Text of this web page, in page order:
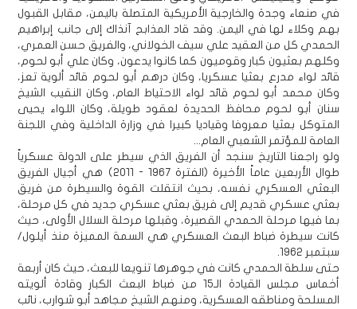
في صنعاء وجدة والخارجية الأمريكية المتصلة باليمن، مقابل القبول
بهم وكلاء لها في اليمن. وقد قاد المذابح آنذاك إلى جانب إبراهيم
الحمدي كل من العقيد علي سيف الخولاني، والفريق حسن العمري،
وكلهم بعثيون كبار وقوميون كما كانوا يدعون، وكان علي أبو لحوم،
قائد لواء مدرع بعثيا عسكريا، وكان درهم أبو لحوم قائد ألوية تعز،
وكان محمد أبو لحوم قائد لواء الاحتياط العام، وكان النقيب الشيخ
سنان أبو لحوم محافظ الحديدة لعقود طويلة، وكان اللواء يحيى
المتوكل بعثيا معروفا وقياديا كبيرا في وزارة الداخلية وفي اللجنة
العامة للمؤتمر الشعبي العام...
ولو راجعنا التاريخ سنجد أن الفريق الذي سيطر على الدولة عسكرياً
طوال الأربعين عاماً الأخيرة (الفترة 1967 - 2011) هي أجيال الفريق
البعثي العسكري نفسه، بحيث انتقلت القوة والسيطرة من فريق
بعثي عسكري قديم إلى فريق بعثي عسكري جديد في كل مرحلة،
بما فيها مرحلة الحمدي القصيرة، وقبلها مرحلة السلال الأولى، حيث
كانت سيطرة ضباط البعث العسكري هي السمة المميزة منذ أيلول/
سبتمبر 1962.
حتى سلطة الحمدي كانت في جوهرها تنويعا للبعث، حيث كان أربعة
أخماس مجلس القيادة الـ15 من ضباط البعث الكبار وقادة ألويته
المسلحة ومناطقه العسكرية، ومنهم الشيخ مجاهد أبو شوارب، نائب